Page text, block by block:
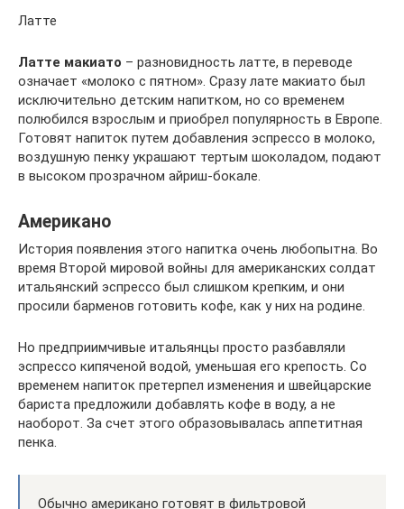
Латте
Латте макиато – разновидность латте, в переводе
означает «молоко с пятном». Сразу лате макиато был
исключительно детским напитком, но со временем
полюбился взрослым и приобрел популярность в Европе.
Готовят напиток путем добавления эспрессо в молоко,
воздушную пенку украшают тертым шоколадом, подают
в высоком прозрачном айриш-бокале.
Американо
История появления этого напитка очень любопытна. Во
время Второй мировой войны для американских солдат
итальянский эспрессо был слишком крепким, и они
просили барменов готовить кофе, как у них на родине.
Но предприимчивые итальянцы просто разбавляли
эспрессо кипяченой водой, уменьшая его крепость. Со
временем напиток претерпел изменения и швейцарские
бариста предложили добавлять кофе в воду, а не
наоборот. За счет этого образовывалась аппетитная
пенка.
Обычно американо готовят в фильтровой